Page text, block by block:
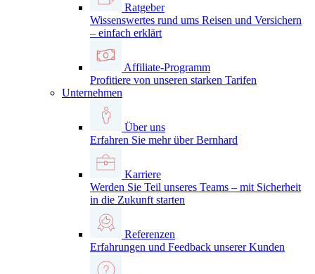
Ratgeber
Wissenswertes rund ums Reisen und Versichern
– einfach erklärt
Affiliate-Programm
Profitiere von unseren starken Tarifen
Unternehmen
Über uns
Erfahren Sie mehr über Bernhard
Karriere
Werden Sie Teil unseres Teams – mit Sicherheit
in die Zukunft starten
Referenzen
Erfahrungen und Feedback unserer Kunden